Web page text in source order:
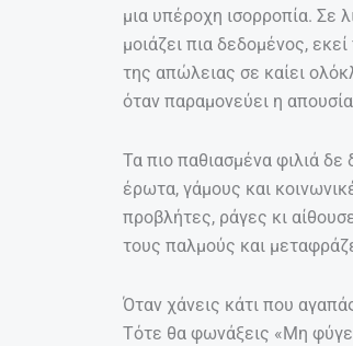
μια υπέροχη ισορροπία. Σε
μοιάζει πια δεδομένος,
της απώλειας σε καίει
όταν παραμονεύει η
Τα πιο παθιασμένα φιλιά
έρωτα, γάμους και
προβλήτες, ράγες κι
τους παλμούς και
Όταν χάνεις κάτι που
Τότε θα φωνάξεις «Μη